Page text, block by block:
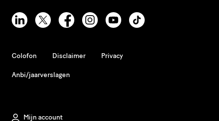
Colofon Disclaimer Privacy
Anbi/jaarverslagen
Mijn account